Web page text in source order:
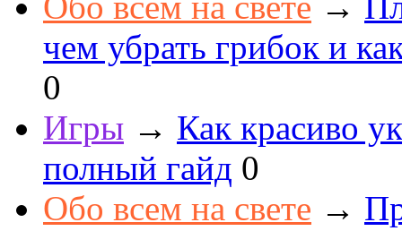
чем убрать грибок и
0
Игры → Как красиво
полный гайд 0
Обо всем на свете →